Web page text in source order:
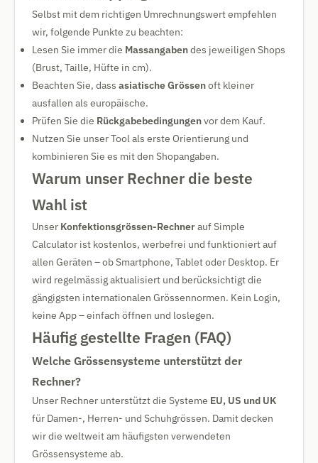
Selbst mit dem richtigen Umrechnungswert empfehlen
wir, folgende Punkte zu beachten:
Lesen Sie immer die Massangabendes jeweiligen Shops
(Brust, Taille, Hüfte in cm).
Beachten Sie, dass asiatische Grössenoft kleiner
ausfallen als europäische.
Prüfen Sie die Rückgabebedingungenvor dem Kauf.
Nutzen Sie unser Tool als erste Orientierung und
kombinieren Sie es mit den Shopangaben.
Warum unser Rechner die beste
Wahl ist
Unser Konfektionsgrössen-Rechnerauf Simple
Calculator ist kostenlos, werbefrei und funktioniert auf
allen Geräten – ob Smartphone, Tablet oder Desktop. Er
wird regelmässig aktualisiert und berücksichtigt die
gängigsten internationalen Grössennormen. Kein Login,
keine App – einfach öffnen und loslegen.
Häufig gestellte Fragen (FAQ)
Welche Grössensysteme unterstützt der
Rechner?
Unser Rechner unterstützt die Systeme EU, US und UK
für Damen-, Herren- und Schuhgrössen. Damit decken
wir die weltweit am häufigsten verwendeten
Grössensysteme ab.